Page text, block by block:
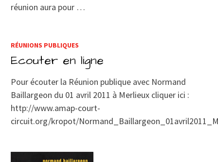
réunion aura pour …
RÉUNIONS PUBLIQUES
Ecouter en ligne
Pour écouter la Réunion publique avec Normand
Baillargeon du 01 avril 2011 à Merlieux cliquer ici :
http://www.amap-court-
circuit.org/kropot/